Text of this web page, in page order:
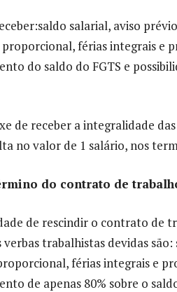
salarial, aviso
férias integrais e
do saldo do FGTS e
de receber a integralidade
no valor de 1 salário, nos
do contrato de
de rescindir o contrato de
verbas trabalhistas devidas
férias integrais e
de apenas 80% sobre o